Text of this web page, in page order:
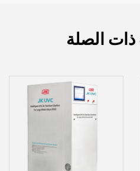
ذات الصلة